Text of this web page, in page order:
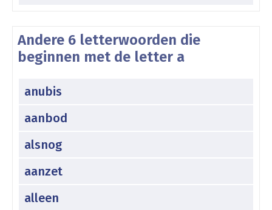
Andere 6 letterwoorden die
beginnen met de letter a
anubis
aanbod
alsnog
aanzet
alleen